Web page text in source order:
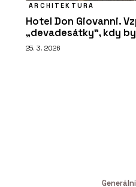
ARCHITEKTURA
Hotel Don Giovanni.
„devadesátky“, kdy
25. 3. 2026